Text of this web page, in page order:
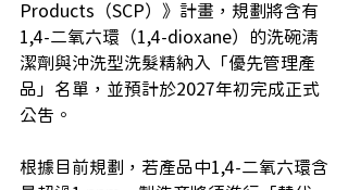
Products（SCP）》計畫，規劃將含有
1,4-二氧六環（1,4-dioxane）的洗碗清
潔劑與沖洗型洗髮精納入「優先管理產
品」名單，並預計於2027年初完成正式
公告。
根據目前規劃，若產品中1,4-二氧六環含